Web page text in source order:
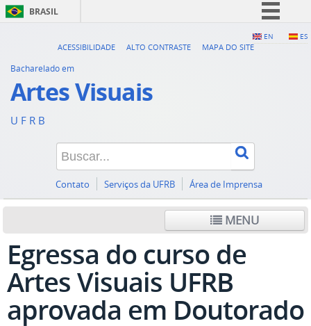
BRASIL
Canais
EN ES
ACESSIBILIDADE ALTO CONTRASTE MAPA DO SITE
Bacharelado em
Artes Visuais
U F R B
Contato Serviços da UFRB Área de Imprensa
MENU
Egressa do curso de
Artes Visuais UFRB
aprovada em Doutorado